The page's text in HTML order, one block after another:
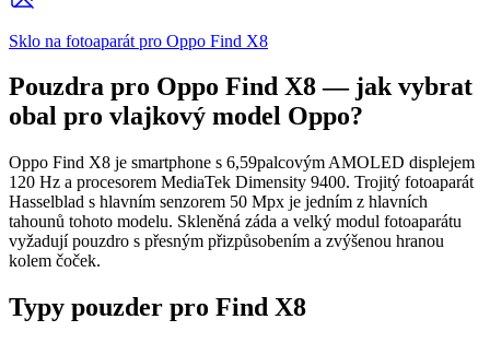
Sklo na fotoaparát pro Oppo Find X8
Pouzdra pro Oppo Find X8 — jak vybrat
obal pro vlajkový model Oppo?
Oppo Find X8 je smartphone s 6,59palcovým AMOLED displejem
120 Hz a procesorem MediaTek Dimensity 9400. Trojitý fotoaparát
Hasselblad s hlavním senzorem 50 Mpx je jedním z hlavních
tahounů tohoto modelu. Skleněná záda a velký modul fotoaparátu
vyžadují pouzdro s přesným přizpůsobením a zvýšenou hranou
kolem čoček.
Typy pouzder pro Find X8